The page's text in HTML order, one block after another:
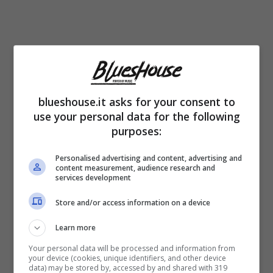
Come spiegato da Elena, che in studio
aveva sbottato dopo gli attacchi degli
quell’occasione è venuta fuori la suaparte
canalizzare in modo costruttivo, per via
anche della pressione a cui era sottoposta
tra il clima in studio ed il lavoro. Poi, ha
blueshouse.it asks for your consent to
use your personal data for the following
purposes:
Personalised advertising and content, advertising and
content measurement, audience research and
services development
Store and/or access information on a device
Learn more
Your personal data will be processed and information from
your device (cookies, unique identifiers, and other device
data) may be stored by, accessed by and shared with 319